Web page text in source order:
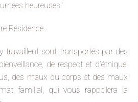
heureuses"
Résidence.
travaillent sont transportés par des
de respect et d’éthique.
des maux du corps et des maux
familial, qui vous rappellera la